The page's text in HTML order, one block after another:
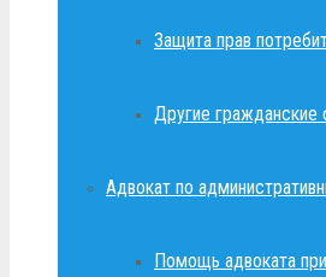
Защита прав
Другие гражданские
Адвокат по
Помощь адвоката